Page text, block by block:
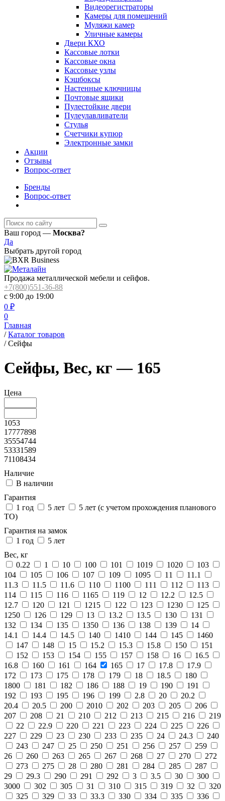
Видеорегистраторы
Камеры для помещений
Муляжи камер
Уличные камеры
Двери КХО
Кассовые лотки
Кассовые окна
Кассовые узлы
Кэшбоксы
Настенные ключницы
Почтовые ящики
Пулестойкие двери
Пулеулавливатели
Стулья
Счетчики купюр
Электронные замки
Акции
Отзывы
Вопрос-ответ
Бренды
Вопрос-ответ
Ваш город — Москва?
Да
Выбрать другой город
Продажа металлической мебели и сейфов.
+7(800)551-36-88
с 9:00 до 19:00
0 ₽
0
Главная
/ Каталог товаров
/ Сейфы
Сейфы, Вес, кг — 165
Цена
1053
17777898
35554744
53331589
71108434
Наличие
В наличии
Гарантия
1 год
5 лет
5 лет (с учетом прохождения планового
ТО)
Гарантия на замок
1 год
5 лет
Вес, кг
0.22
1 10 100 101 1019 1020
103
104
105 106 107 109 1095 11
11.1
11.3
11.5 11.6 110 1100 111 112
113
114
115 116 1165 119 12 12.2
12.5
12.7
120 121 1215 122 123 1230
125
1250
126 129 13 13.2 13.5 130
131
132
134 135 1350 136 138 139
14
14.1
14.4 14.5 140 1410 144 145
1460
147
148 15 15.2 15.3 15.8 150
151
152
153 154 155 157 158 16
16.5
16.8
160 161 164 165 17 17.8
17.9
172
173 175 178 179 18 18.5
180
1800
181 182 186 188 19 190
191
192
193 195 196 199 2.8 20
20.2
20.4
20.5 200 2010 202 203 205
206
207
208 21 210 212 213 215 216
219
22
22.9 220 221 223 224 225
226
227
229 23 230 233 235 24 24.3
240
243
247 25 250 251 256 257
259
26
260 263 265 267 268 27 270
272
273
275 28 280 281 284 285
287
29
29.3 290 291 292 3 3.5 30
300
3000
302 305 31 310 315 319 32
320
325
329 33 33.3 330 334 335
336